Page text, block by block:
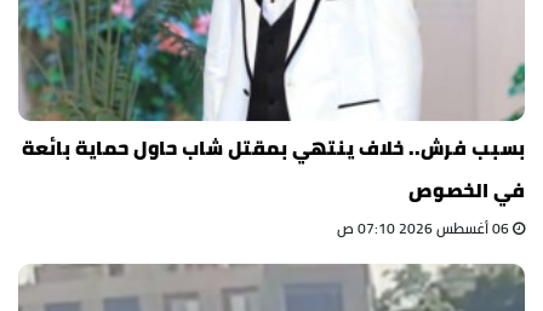
بسبب فرش.. خلاف ينتهي بمقتل شاب حاول حماية بائعة
في الخصوص